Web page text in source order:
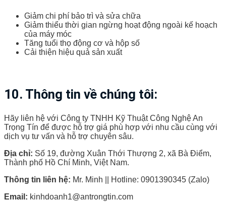
Giảm chi phí bảo trì và sửa chữa
Giảm thiểu thời gian ngừng hoạt động ngoài kế hoạch
của máy móc
Tăng tuổi thọ động cơ và hộp số
Cải thiện hiệu quả sản xuất
10. Thông tin về chúng tôi:
Hãy liên hệ với Công ty TNHH Kỹ Thuật Công Nghệ An
Trọng Tín để được hỗ trợ giá phù hợp với nhu cầu cùng với
dịch vụ tư vấn và hỗ trợ chuyên sâu.
Địa chỉ: Số 19, đường Xuân Thới Thượng 2, xã Bà Điểm,
Thành phố Hồ Chí Minh, Việt Nam.
Thông tin liên hệ: Mr. Minh || Hotline: 0901390345 (Zalo)
Email: kinhdoanh1@antrongtin.com